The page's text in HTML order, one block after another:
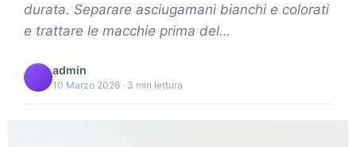
durata. Separare asciugamani bianchi e colorati
e trattare le macchie prima del…
admin
10 Marzo 2026 · 3 min lettura